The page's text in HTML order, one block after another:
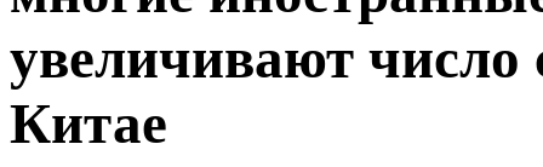
увеличивают
Китае